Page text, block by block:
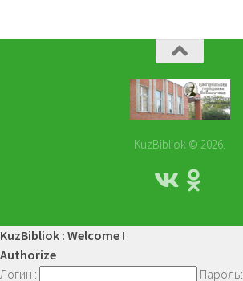
KuzBibliok © 2026.
KuzBibliok : Welcome !
Authorize
Логин :
Пароль: